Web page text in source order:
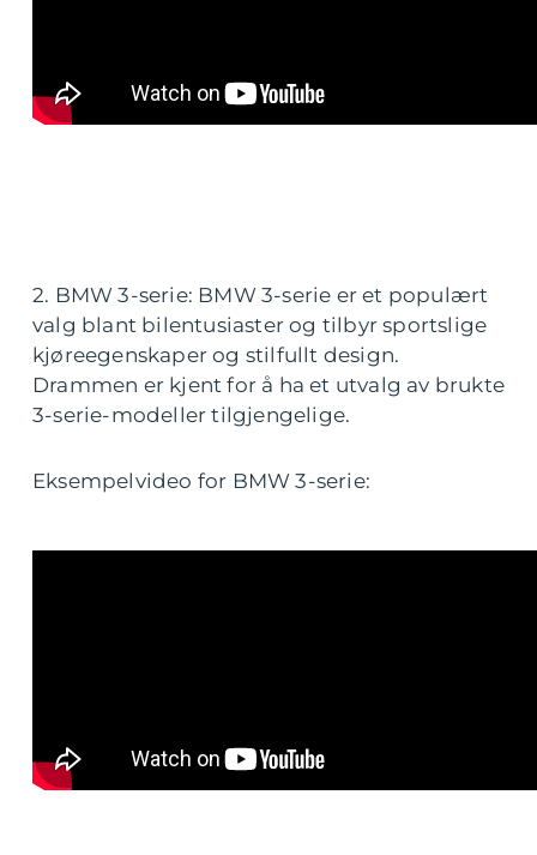
2. BMW 3-serie: BMW 3-serie er et populært
valg blant bilentusiaster og tilbyr sportslige
kjøreegenskaper og stilfullt design.
Drammen er kjent for å ha et utvalg av brukte
3-serie-modeller tilgjengelige.
Eksempelvideo for BMW 3-serie: